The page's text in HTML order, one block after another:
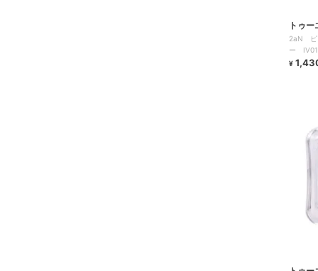
トゥー
2aN ピ
ー IV01
¥